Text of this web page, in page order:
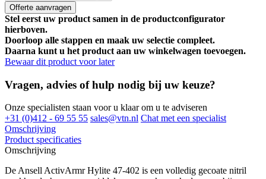
Offerte aanvragen
Stel eerst uw product samen in de productconfigurator
hierboven.
Doorloop alle stappen en maak uw selectie compleet.
Daarna kunt u het product aan uw winkelwagen toevoegen.
Bewaar dit product voor later
Vragen, advies of hulp nodig bij uw keuze?
Onze specialisten staan voor u klaar om u te adviseren
+31 (0)412 - 69 55 55 sales@vtn.nl Chat met een specialist
Omschrijving
Product specificaties
Omschrijving
De Ansell ActivArmr Hylite 47-402 is een volledig gecoate nitril